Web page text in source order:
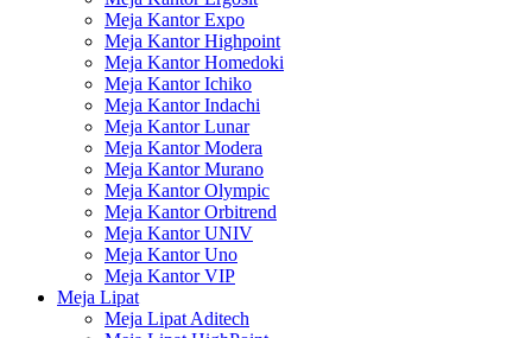
Meja Kantor Expo
Meja Kantor Highpoint
Meja Kantor Homedoki
Meja Kantor Ichiko
Meja Kantor Indachi
Meja Kantor Lunar
Meja Kantor Modera
Meja Kantor Murano
Meja Kantor Olympic
Meja Kantor Orbitrend
Meja Kantor UNIV
Meja Kantor Uno
Meja Kantor VIP
Meja Lipat
Meja Lipat Aditech